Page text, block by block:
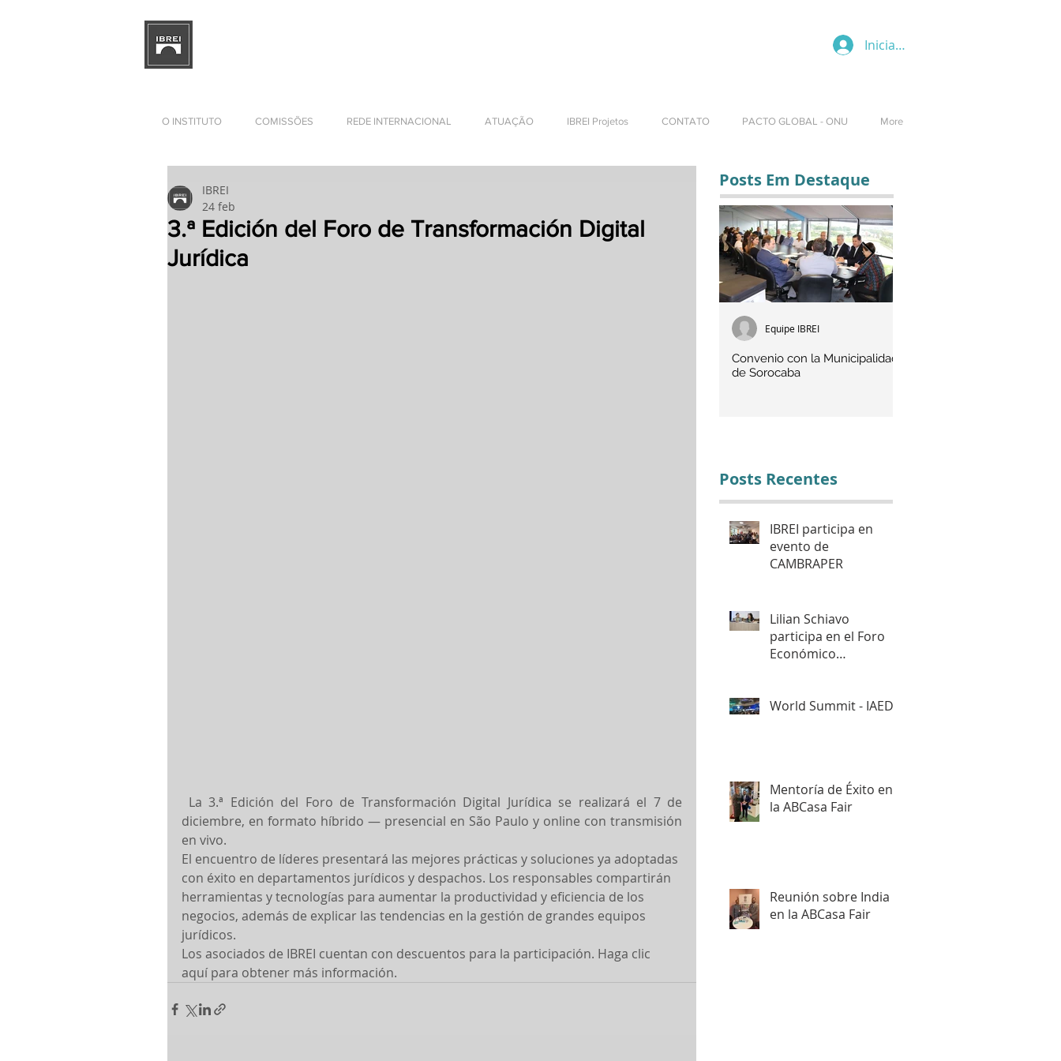
Iniciar sesión
O INSTITUTO COMISSÕES REDE INTERNACIONAL ATUAÇÃO IBREI Projetos CONTATO PACTO GLOBAL - ONU More
3.ª Edición del Foro de Transformación Digital
Jurídica
IBREI
24 feb
La 3.ª Edición del Foro de Transformación Digital Jurídica se realizará el 7 de
diciembre, en formato híbrido — presencial en São Paulo y online con transmisión
en vivo.
El encuentro de líderes presentará las mejores prácticas y soluciones ya adoptadas
con éxito en departamentos jurídicos y despachos. Los responsables compartirán
herramientas y tecnologías para aumentar la productividad y eficiencia de los
negocios, además de explicar las tendencias en la gestión de grandes equipos
jurídicos.
Los asociados de IBREI cuentan con descuentos para la participación. Haga clic
aquí para obtener más información.
Posts Em Destaque
Convenio con la Municipalidad
de Sorocaba
Equipe IBREI
Posts Recentes
IBREI participa en
evento de
CAMBRAPER
Lilian Schiavo
participa en el Foro
Económico
Negocios – Panamá
World Summit - IAED
Mentoría de Éxito en
la ABCasa Fair
Reunión sobre India
en la ABCasa Fair